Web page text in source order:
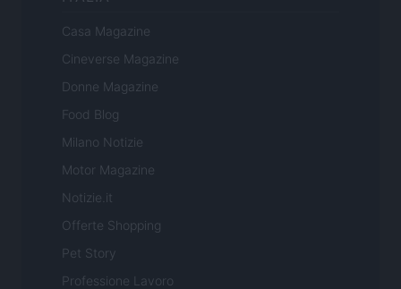
Casa Magazine
Cineverse Magazine
Donne Magazine
Food Blog
Milano Notizie
Motor Magazine
Notizie.it
Offerte Shopping
Pet Story
Professione Lavoro